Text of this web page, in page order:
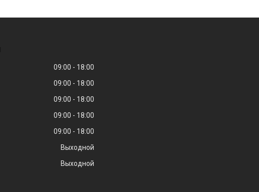
09:00
18:00
09:00
18:00
09:00
18:00
09:00
18:00
09:00
18:00
Выходной
Выходной